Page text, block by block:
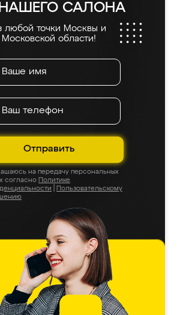
САЛОНА
любой точки Москвы и
Московской области!
Отправить
на передачу персональных
согласно Политике
Пользовательскому